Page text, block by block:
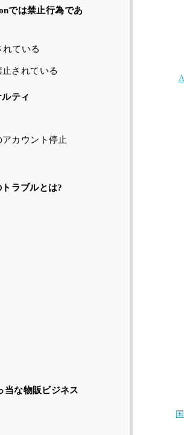
では禁止行為であ
ている
されている
ティ
カウント停止
ラブルとは?
当な物販ビジネス